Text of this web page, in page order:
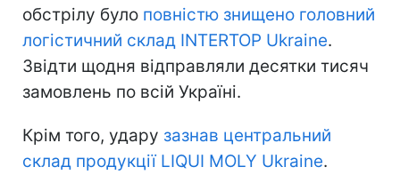
обстрілу було повністю знищено головний
логістичний склад INTERTOP Ukraine.
Звідти щодня відправляли десятки тисяч
замовлень по всій Україні.
Крім того, удару зазнав центральний
склад продукції LIQUI MOLY Ukraine.